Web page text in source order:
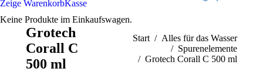
Zeige WarenkorbKasse
Keine Produkte im Einkaufswagen.
Grotech
Corall C
500 ml
Sie befinden sich hier:
Start
Alles für das Wasser
Spurenelemente
Grotech Corall C 500 ml